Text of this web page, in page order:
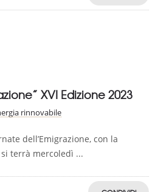
XVI Edizione 2023
rinnovabile
dell’Emigrazione, con la
terrà mercoledì ...